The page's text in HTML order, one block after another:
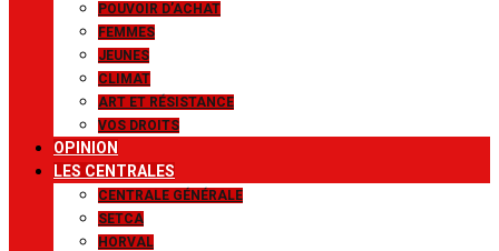
POUVOIR D’ACHAT
FEMMES
JEUNES
CLIMAT
ART ET RÉSISTANCE
VOS DROITS
OPINION
LES CENTRALES
CENTRALE GÉNÉRALE
SETCA
HORVAL